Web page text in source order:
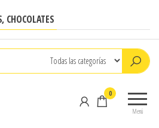
CHOCOLATES
Menú
0